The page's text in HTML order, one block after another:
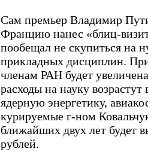
Сам премьер Владимир
Францию нанес «блиц-
пообещал не скупиться на
прикладных дисциплин. При
членам РАН будет
расходы на науку
ядерную энергетику,
курируемые г-ном
ближайших двух лет будет
рублей.